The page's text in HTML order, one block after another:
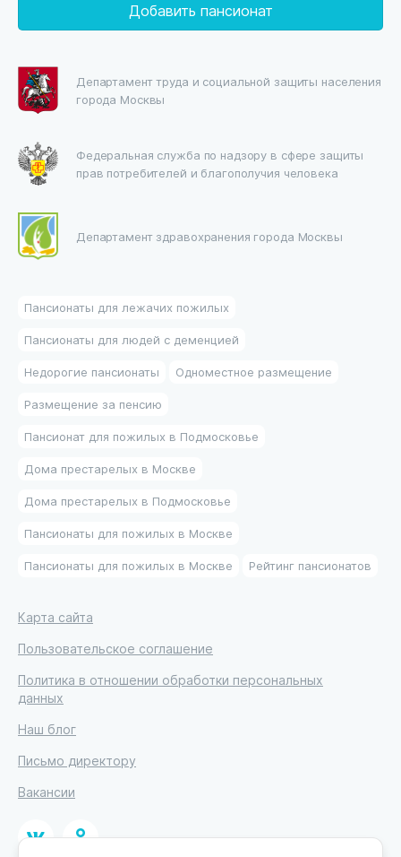
Добавить пансионат
Департамент труда и социальной защиты населения
города Москвы
Федеральная служба по надзору в сфере защиты
прав потребителей и благополучия человека
Департамент здравохранения города Москвы
Пансионаты для лежачих пожилых
Пансионаты для людей с деменцией
Недорогие пансионаты Одноместное размещение
Размещение за пенсию
Пансионат для пожилых в Подмосковье
Дома престарелых в Москве
Дома престарелых в Подмосковье
Пансионаты для пожилых в Москве
Пансионаты для пожилых в Москве Рейтинг пансионатов
Карта сайта
Пользовательское соглашение
Политика в отношении обработки персональных
данных
Наш блог
Письмо директору
Вакансии